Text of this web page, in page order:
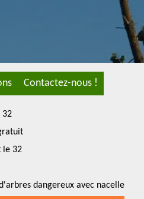
Contactez-nous !
32
le 32
dangereux avec nacelle